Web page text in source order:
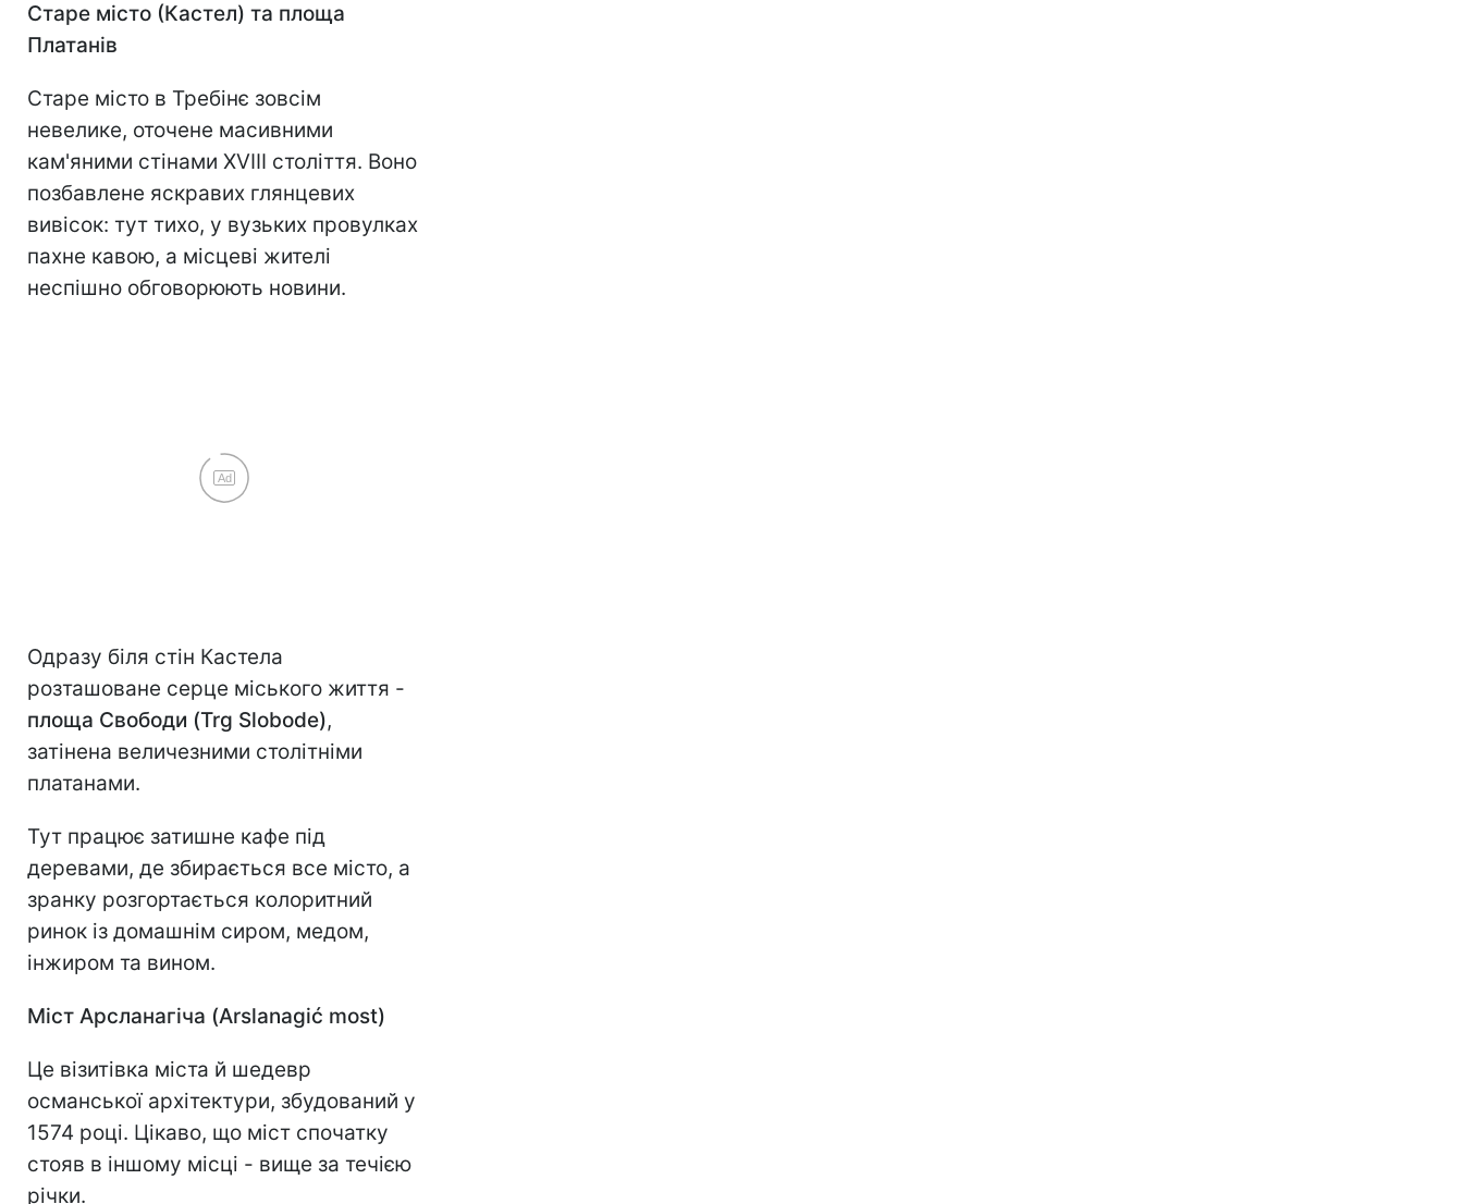
Старе місто (Кастел) та площа
Платанів
Старе місто в Требінє зовсім
невелике, оточене масивними
кам'яними стінами XVIII століття. Воно
позбавлене яскравих глянцевих
вивісок: тут тихо, у вузьких провулках
пахне кавою, а місцеві жителі
неспішно обговорюють новини.
Ad
Одразу біля стін Кастела
розташоване серце міського життя -
площа Свободи (Trg Slobode),
затінена величезними столітніми
платанами.
Тут працює затишне кафе під
деревами, де збирається все місто, а
зранку розгортається колоритний
ринок із домашнім сиром, медом,
інжиром та вином.
Міст Арсланагіча (Arslanagić most)
Це візитівка міста й шедевр
османської архітектури, збудований у
1574 році. Цікаво, що міст спочатку
стояв в іншому місці - вище за течією
річки.